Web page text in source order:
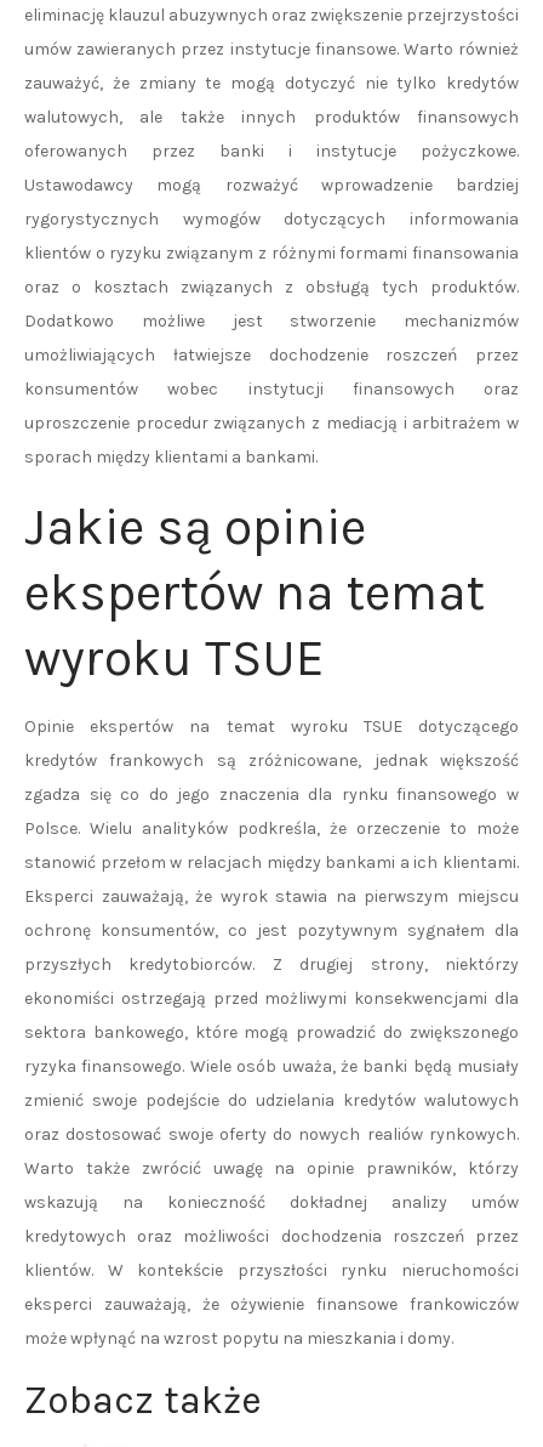
eliminację klauzul abuzywnych oraz zwiększenie przejrzystości
umów zawieranych przez instytucje finansowe. Warto również
zauważyć, że zmiany te mogą dotyczyć nie tylko kredytów
walutowych, ale także innych produktów finansowych
oferowanych przez banki i instytucje pożyczkowe.
Ustawodawcy mogą rozważyć wprowadzenie bardziej
rygorystycznych wymogów dotyczących informowania
klientów o ryzyku związanym z różnymi formami finansowania
oraz o kosztach związanych z obsługą tych produktów.
Dodatkowo możliwe jest stworzenie mechanizmów
umożliwiających łatwiejsze dochodzenie roszczeń przez
konsumentów wobec instytucji finansowych oraz
uproszczenie procedur związanych z mediacją i arbitrażem w
sporach między klientami a bankami.
Jakie są opinie
ekspertów na temat
wyroku TSUE
Opinie ekspertów na temat wyroku TSUE dotyczącego
kredytów frankowych są zróżnicowane, jednak większość
zgadza się co do jego znaczenia dla rynku finansowego w
Polsce. Wielu analityków podkreśla, że orzeczenie to może
stanowić przełom w relacjach między bankami a ich klientami.
Eksperci zauważają, że wyrok stawia na pierwszym miejscu
ochronę konsumentów, co jest pozytywnym sygnałem dla
przyszłych kredytobiorców. Z drugiej strony, niektórzy
ekonomiści ostrzegają przed możliwymi konsekwencjami dla
sektora bankowego, które mogą prowadzić do zwiększonego
ryzyka finansowego. Wiele osób uważa, że banki będą musiały
zmienić swoje podejście do udzielania kredytów walutowych
oraz dostosować swoje oferty do nowych realiów rynkowych.
Warto także zwrócić uwagę na opinie prawników, którzy
wskazują na konieczność dokładnej analizy umów
kredytowych oraz możliwości dochodzenia roszczeń przez
klientów. W kontekście przyszłości rynku nieruchomości
eksperci zauważają, że ożywienie finansowe frankowiczów
może wpłynąć na wzrost popytu na mieszkania i domy.
Zobacz także